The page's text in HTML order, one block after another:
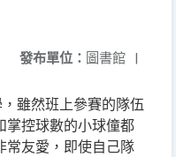
發布單位： 圖書館 |
雖然班上參賽的隊伍
掌控球數的小球僮都
常友愛，即使自己隊